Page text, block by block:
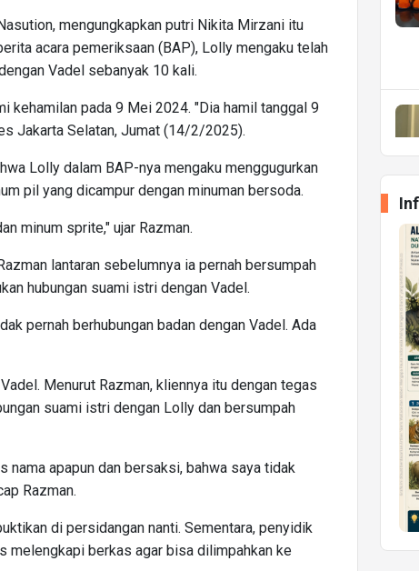
mengungkapkan putri Nikita Mirzani itu
acara pemeriksaan (BAP), Lolly mengaku telah
Vadel sebanyak 10 kali.
kehamilan pada 9 Mei 2024. "Dia hamil tanggal 9
Jakarta Selatan, Jumat (14/2/2025).
Lolly dalam BAP-nya mengaku menggugurkan
pil yang dicampur dengan minuman bersoda.
minum sprite," ujar Razman.
lantaran sebelumnya ia pernah bersumpah
hubungan suami istri dengan Vadel.
pernah berhubungan badan dengan Vadel. Ada
Menurut Razman, kliennya itu dengan tegas
suami istri dengan Lolly dan bersumpah
nama apapun dan bersaksi, bahwa saya tidak
Razman.
di persidangan nanti. Sementara, penyidik
melengkapi berkas agar bisa dilimpahkan ke